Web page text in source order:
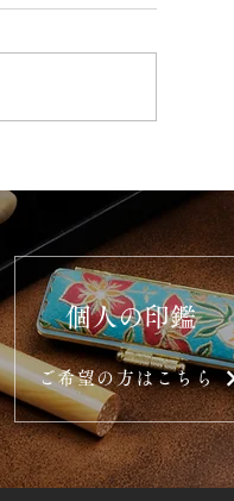
個人の印鑑
ご希望の方はこちら